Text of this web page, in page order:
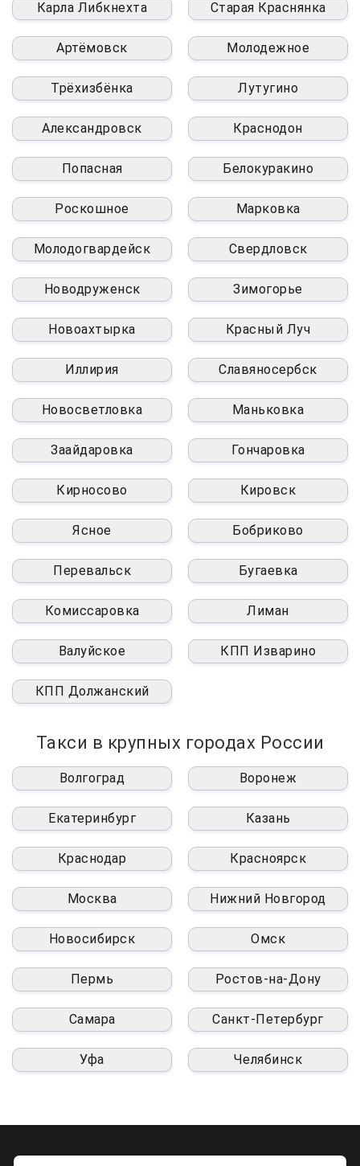
Карла Либкнехта Старая Краснянка
Артёмовск Молодежное
Трёхизбёнка Лутугино
Александровск Краснодон
Попасная Белокуракино
Роскошное Марковка
Молодогвардейск Свердловск
Новодруженск Зимогорье
Новоахтырка Красный Луч
Иллирия Славяносербск
Новосветловка Маньковка
Заайдаровка Гончаровка
Кирносово Кировск
Ясное Бобриково
Перевальск Бугаевка
Комиссаровка Лиман
Валуйское КПП Изварино
КПП Должанский
Такси в крупных городах России
Волгоград Воронеж
Екатеринбург Казань
Краснодар Красноярск
Москва Нижний Новгород
Новосибирск Омск
Пермь Ростов-на-Дону
Самара Санкт-Петербург
Уфа Челябинск